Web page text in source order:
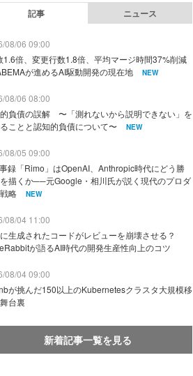
記事 ニュース
08/06 09:00
1.6倍、変更行数1.8倍、平均マージ時間37%削減
が進めるAI駆動開発の現在地
NEW
08/06 08:00
負債の誤解 〜「測れないから説明できない」を
ことと認知的負債について〜
NEW
08/05 09:00
録「Rimo」はOpenAI、Anthropic時代にどう勝
描くか──元Google・相川氏が説く現代のプロダ
略
NEW
08/04 11:00
生成されたコードがレビューを崩壊させる？
が語るAI時代の開発生産性向上のコツ
08/04 09:00
が挑んだ150以上のKubernetesクラスタ大規模移
台裏
新着記事一覧を見る